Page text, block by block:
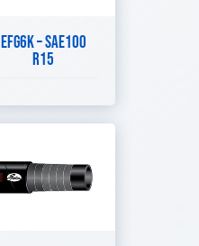
EFG6K – SAE100
R15